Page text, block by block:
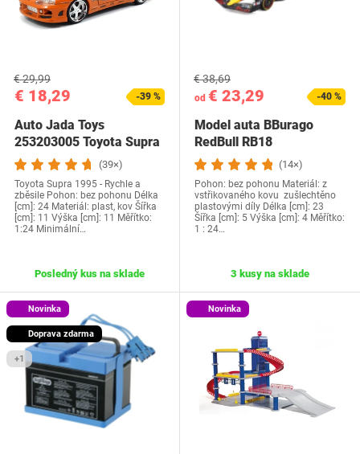
€ 18,29
€ 29,99
-39 %
Auto Jada Toys
253203005 Toyota Supra
(39×)
Toyota Supra 1995 - Rychle a
zběsile Pohon: bez pohonu Délka
[cm]: 24 Materiál: plast, kov Šířka
[cm]: 11 Výška [cm]: 11 Měřítko:
1:24 Minimální…
Posledný kus na sklade
od € 23,29
€ 38,69
-40 %
Model auta BBurago
RedBull RB18
(14×)
Pohon: bez pohonu Materiál: z
vstřikovaného kovu zušlechtěno
plastovými díly Délka [cm]: 23
Šířka [cm]: 5 Výška [cm]: 4 Měřítko:
1 : 24…
3 kusy na sklade
Novinka
Doprava zdarma
+1
Novinka